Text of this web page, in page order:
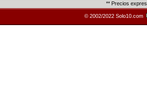
** Precios
© 2002/2022 Solo10.com